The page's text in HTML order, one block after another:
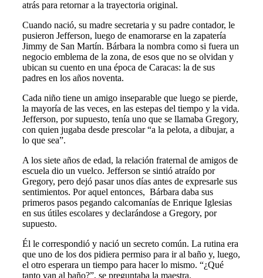
atrás para retornar a la trayectoria original.
Cuando nació, su madre secretaria y su padre contador, le
pusieron Jefferson, luego de enamorarse en la zapatería
Jimmy de San Martín. Bárbara la nombra como si fuera un
negocio emblema de la zona, de esos que no se olvidan y
ubican su cuento en una época de Caracas: la de sus
padres en los años noventa.
Cada niño tiene un amigo inseparable que luego se pierde,
la mayoría de las veces, en las estepas del tiempo y la vida.
Jefferson, por supuesto, tenía uno que se llamaba Gregory,
con quien jugaba desde prescolar “a la pelota, a dibujar, a
lo que sea”.
A los siete años de edad, la relación fraternal de amigos de
escuela dio un vuelco. Jefferson se sintió atraído por
Gregory, pero dejó pasar unos días antes de expresarle sus
sentimientos. Por aquel entonces, Bárbara daba sus
primeros pasos pegando calcomanías de Enrique Iglesias
en sus útiles escolares y declarándose a Gregory, por
supuesto.
Él le correspondió y nació un secreto común. La rutina era
que uno de los dos pidiera permiso para ir al baño y, luego,
el otro esperara un tiempo para hacer lo mismo. “¿Qué
tanto van al baño?”, se preguntaba la maestra.